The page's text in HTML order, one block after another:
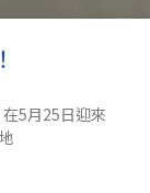
5月25日迎來